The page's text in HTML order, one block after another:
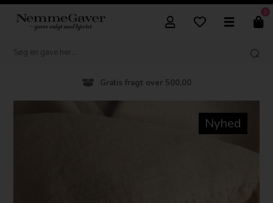
0
Gratis fragt over 500,00
Nyhed